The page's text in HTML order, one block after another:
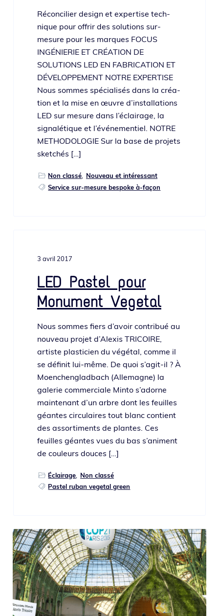
Réconcilier desi­gn et exper­tise tech­
nique pour offrir des solu­tions sur-
mesure pour les marques FOCUS
INGÉNIERIE ET CRÉATION DE
SOLUTIONS LED EN FABRICATION ET
DÉVELOPPEMENT NOTRE EXPERTISE
Nous sommes spé­cia­li­sés dans la créa­
tion et la mise en œuvre d’installations
LED sur mesure dans l’éclairage, la
signa­lé­tique et l’événementiel. NOTRE
METHODOLOGIE Sur la base de pro­jets
sketchés […]
Non classé, Nouveau et intéressant
Service sur-mesure bespoke à-façon
3 avril 2017
LED Pastel pour
Monument Vegetal
Nous sommes fiers d’a­voir contri­bué au
nou­veau pro­jet d’Alexis TRICOIRE,
artiste plas­ti­cien du végé­tal, comme il
se défi­nit lui-même. De quoi s’agit-il ? À
Moenchengladbach (Allemagne) la
gale­rie com­mer­ciale Minto s’a­dorne
main­te­nant d’un arbre dont les feuilles
géantes cir­cu­laires tout blanc contient
des assor­ti­ments de plantes. Ces
feuilles géantes vues du bas s’a­niment
de cou­leurs douces […]
Éclairage
Non classé
Pastel ruban vegetal green